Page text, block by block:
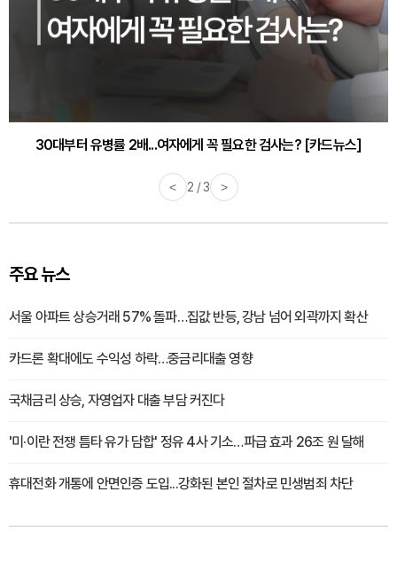
30대부터 유병률 2배...여자에게 꼭 필요한 검사는? [카드뉴스]
< 2 / 3 >
주요 뉴스
서울 아파트 상승거래 57% 돌파…집값 반등, 강남 넘어 외곽까지 확산
카드론 확대에도 수익성 하락…중금리대출 영향
국채금리 상승, 자영업자 대출 부담 커진다
'미·이란 전쟁 틈타 유가 담합' 정유 4사 기소…파급 효과 26조 원 달해
휴대전화 개통에 안면인증 도입...강화된 본인 절차로 민생범죄 차단